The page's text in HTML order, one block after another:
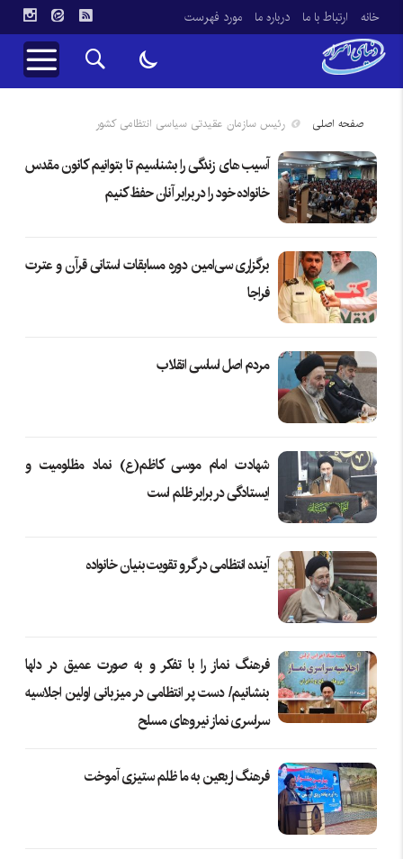
خانه ارتباط با ما درباره ما مورد فهرست
صفحه اصلی رئیس سازمان عقیدتی سیاسی انتظامی کشور
آسیب های زندگی را بشناسیم تا بتوانیم کانون مقدس
خانواده خود را در برابر آنان حفظ کنیم
برگزاری سی‌امین دوره مسابقات استانی قرآن و عترت
فراجا
مردم اصل اساسی انقلاب
شهادت امام موسی کاظم(ع) نماد مظلومیت و
ایستادگی در برابر ظلم است
آینده انتظامی در گرو تقویت بنیان خانواده
فرهنگ نماز را با تفکر و به صورت عمیق در دلها
بنشانیم/ دست پر انتظامی در میزبانی اولین اجلاسیه
سراسری نماز نیروهای مسلح
فرهنگ اربعین به ما ظلم ستیزی آموخت